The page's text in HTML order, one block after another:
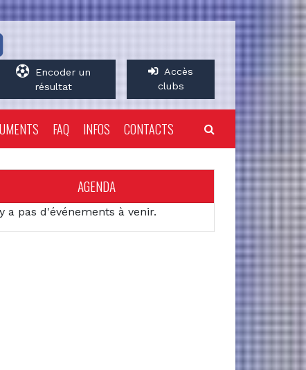
Encoder un
résultat
Accès
clubs
FAQ INFOS CONTACTS
AGENDA
a pas d'événements à venir.